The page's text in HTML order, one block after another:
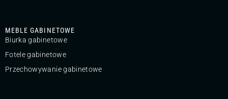
MEBLE GABINETOWE
Biurka gabinetowe
Fotele gabinetowe
Przechowywanie gabinetowe